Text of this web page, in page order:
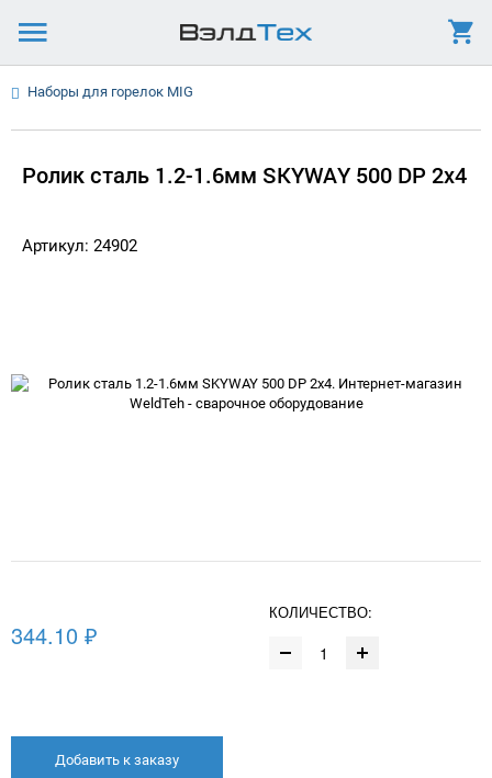
Наборы для горелок MIG
Ролик сталь 1.2-1.6мм SKYWAY 500 DP 2x4
Артикул: 24902
344.10 ₽
КОЛИЧЕСТВО:
Добавить к заказу